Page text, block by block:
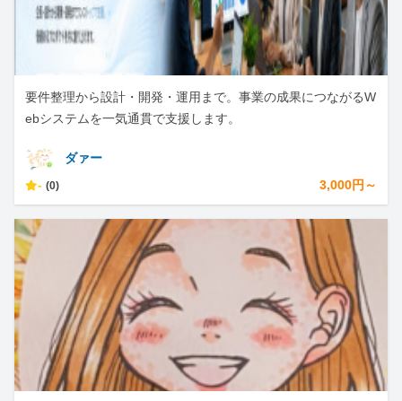
要件整理から設計・開発・運用まで。事業の成果につながるW
ebシステムを一気通貫で支援します。
ダァー
- (0) 3,000円～